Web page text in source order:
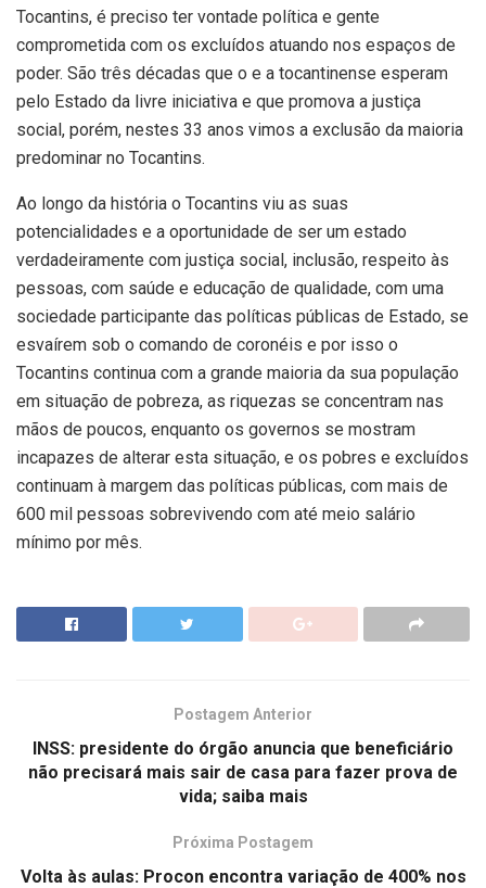
Tocantins, é preciso ter vontade política e gente
comprometida com os excluídos atuando nos espaços de
poder. São três décadas que o e a tocantinense esperam
pelo Estado da livre iniciativa e que promova a justiça
social, porém, nestes 33 anos vimos a exclusão da maioria
predominar no Tocantins.
Ao longo da história o Tocantins viu as suas
potencialidades e a oportunidade de ser um estado
verdadeiramente com justiça social, inclusão, respeito às
pessoas, com saúde e educação de qualidade, com uma
sociedade participante das políticas públicas de Estado, se
esvaírem sob o comando de coronéis e por isso o
Tocantins continua com a grande maioria da sua população
em situação de pobreza, as riquezas se concentram nas
mãos de poucos, enquanto os governos se mostram
incapazes de alterar esta situação, e os pobres e excluídos
continuam à margem das políticas públicas, com mais de
600 mil pessoas sobrevivendo com até meio salário
mínimo por mês.
Postagem Anterior
INSS: presidente do órgão anuncia que beneficiário
não precisará mais sair de casa para fazer prova de
vida; saiba mais
Próxima Postagem
Volta às aulas: Procon encontra variação de 400% nos